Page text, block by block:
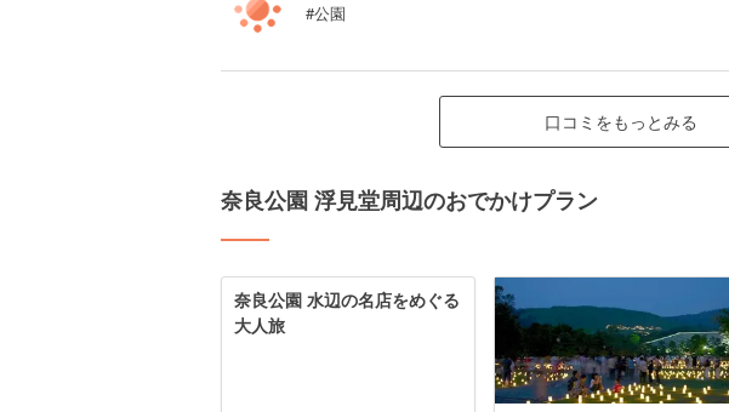
#公園
口コミをもっとみる
奈良公園 浮見堂周辺のおでかけプラン
奈良公園 水辺の名店をめぐる
大人旅